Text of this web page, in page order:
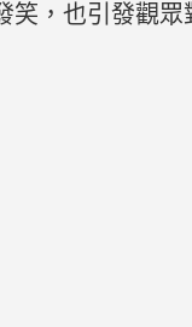
，也引發觀眾